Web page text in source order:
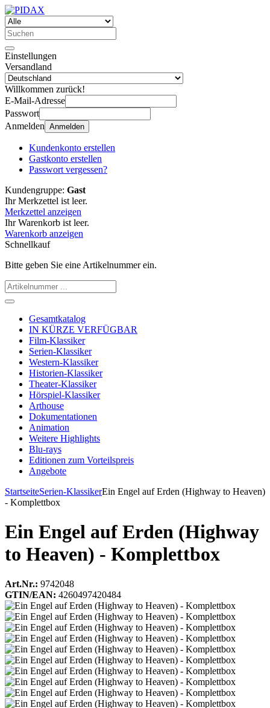
Einstellungen
Versandland
Willkommen zurück!
E-Mail-Adresse
Passwort
Anmelden Anmelden
Kundenkonto erstellen
Gastkonto erstellen
Passwort vergessen?
Kundengruppe: Gast
Ihr Merkzettel ist leer.
Merkzettel anzeigen
Ihr Warenkorb ist leer.
Warenkorb anzeigen
Schnellkauf
Bitte geben Sie eine Artikelnummer ein.
Gesamtkatalog
IN KÜRZE VERFÜGBAR
Film-Klassiker
Serien-Klassiker
Western-Klassiker
Historien-Klassiker
Theater-Klassiker
Hörspiel-Klassiker
Arthouse
Dokumentationen
Animation
Weitere Highlights
Blu-rays
Editionen zum Vorteilspreis
Angebote
StartseiteSerien-KlassikerEin Engel auf Erden (Highway to Heaven)
- Komplettbox
Ein Engel auf Erden (Highway
to Heaven) - Komplettbox
Art.Nr.: 9742048
GTIN/EAN: 4260497420484